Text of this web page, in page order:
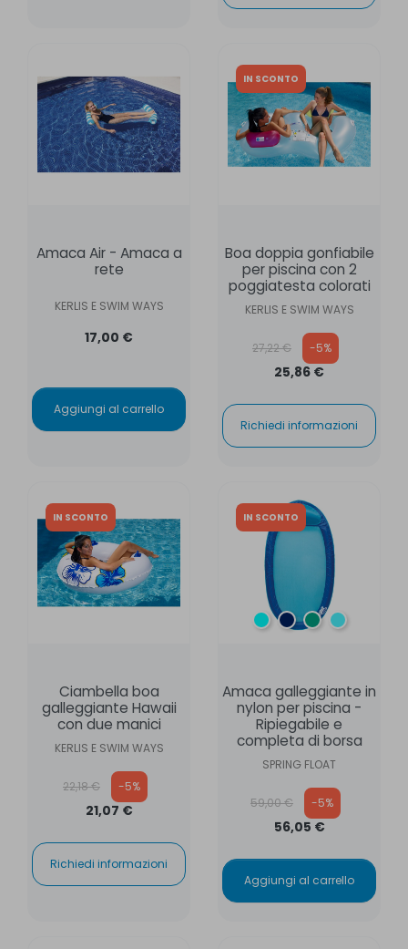
Amaca Air - Amaca a
rete
KERLIS E SWIM WAYS
17,00 €
Aggiungi al carrello
Boa doppia gonfiabile
per piscina con 2
poggiatesta colorati
KERLIS E SWIM WAYS
Prezzo base
27,22 € -5%
25,86 €
Richiedi informazioni
IN SCONTO
Ciambella boa
galleggiante Hawaii
con due manici
KERLIS E SWIM WAYS
Prezzo base
22,18 € -5%
21,07 €
Richiedi informazioni
IN SCONTO
LagunaOceanoVerdeazzurro/
Amaca galleggiante in
nylon per piscina -
Ripiegabile e
completa di borsa
SPRING FLOAT
Prezzo base
59,00 € -5%
56,05 €
Aggiungi al carrello
IN SCONTO